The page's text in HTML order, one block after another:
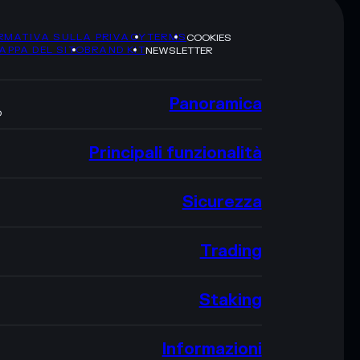
SULLA PRIVACYTERMSCOOKIES
DEL SITOBRAND KITNEWSLETTER
Panoramica
Principali funzionalità
Sicurezza
Trading
Staking
Informazioni